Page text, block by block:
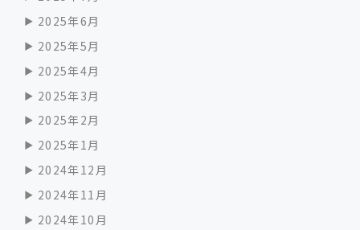
2025年6月
2025年5月
2025年4月
2025年3月
2025年2月
2025年1月
2024年12月
2024年11月
2024年10月